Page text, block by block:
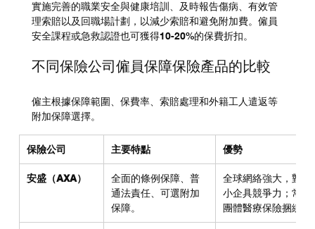
實施完善的職業安全與健康培訓、及時報告傷病、有效管
理索賠以及回職場計劃，以減少索賠和避免附加費。僱員
安全課程或急救認證也可獲得10-20%的保費折扣。
不同保險公司僱員保障保險產品的比較
僱主根據保障範圍、保費率、索賠處理和外籍工人遣返等
附加保障選擇。
保險公司 主要特點 優勢
安盛（AXA）
全面的條例保障、普
通法責任、可選附加
保障。
全球網絡強大，對中
小企具競爭力；常與
團體醫療保險捆綁。